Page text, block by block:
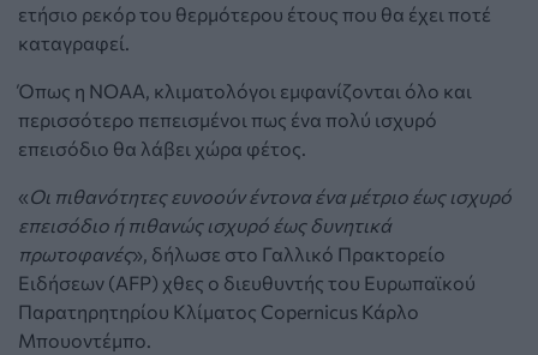
ετήσιο ρεκόρ του θερμότερου έτους που θα έχει ποτέ
καταγραφεί.
Όπως η ΝΟΑΑ, κλιματολόγοι εμφανίζονται όλο και
περισσότερο πεπεισμένοι πως ένα πολύ ισχυρό
επεισόδιο θα λάβει χώρα φέτος.
«Οι πιθανότητες ευνοούν έντονα ένα μέτριο έως ισχυρό
επεισόδιο ή πιθανώς ισχυρό έως δυνητικά
πρωτοφανές», δήλωσε στο Γαλλικό Πρακτορείο
Ειδήσεων (AFP) χθες ο διευθυντής του Ευρωπαϊκού
Παρατηρητηρίου Κλίματος Copernicus Κάρλο
Μπουοντέμπο.